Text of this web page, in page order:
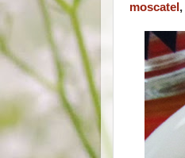
moscatel,